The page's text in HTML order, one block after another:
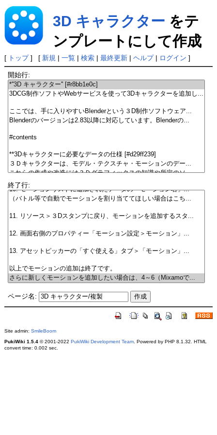
3D キャラクター をテ
ンプレートにして作成
[ トップ] [ 新規 | 一覧| 検索| 最終更新| ヘルプ| ログイン ]
開始行:
終了行:
ページ名:
Site admin: SmileBoom
PukiWiki 1.5.4© 2001-2022 PukiWiki Development Team. Powered by PHP 8.1.32. HTML
convert time: 0.002 sec.